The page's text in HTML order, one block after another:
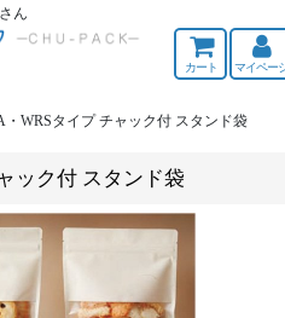
ん
カート マイペー
・WRSタイプ チャック付 スタンド袋
ック付 スタンド袋